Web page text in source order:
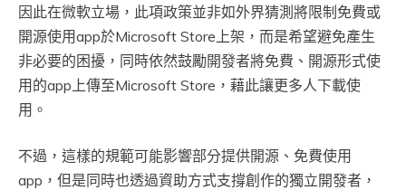
因此在微軟立場，此項政策並非如外界猜測將限制免費或
開源使用app於Microsoft Store上架，而是希望避免產生
非必要的困擾，同時依然鼓勵開發者將免費、開源形式使
用的app上傳至Microsoft Store，藉此讓更多人下載使
用。
不過，這樣的規範可能影響部分提供開源、免費使用
app，但是同時也透過資助方式支撐創作的獨立開發者，